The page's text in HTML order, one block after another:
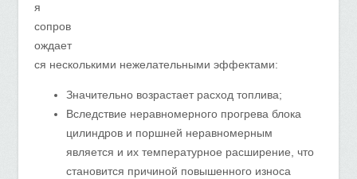
я
сопров
ождает
ся несколькими нежелательными эффектами:
Значительно возрастает расход топлива;
Вследствие неравномерного прогрева блока
цилиндров и поршней неравномерным
является и их температурное расширение, что
становится причиной повышенного износа